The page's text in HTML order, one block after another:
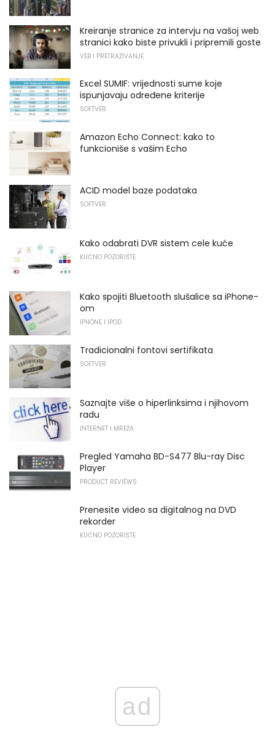
Kreiranje stranice za intervju na vašoj web
stranici kako biste privukli i pripremili goste
VEB I PRETRAŽIVANJE
Excel SUMIF: vrijednosti sume koje
ispunjavaju određene kriterije
SOFTVER
Amazon Echo Connect: kako to
funkcioniše s vašim Echo
ACID model baze podataka
SOFTVER
Kako odabrati DVR sistem cele kuće
KUĆNO POZORIŠTE
Kako spojiti Bluetooth slušalice sa iPhone-
om
IPHONE I IPOD
Tradicionalni fontovi sertifikata
SOFTVER
Saznajte više o hiperlinksima i njihovom
radu
INTERNET I MREŽA
Pregled Yamaha BD-S477 Blu-ray Disc
Player
PRODUCT REVIEWS
Prenesite video sa digitalnog na DVD
rekorder
KUĆNO POZORIŠTE
ad